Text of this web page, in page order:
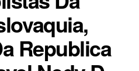
Republica